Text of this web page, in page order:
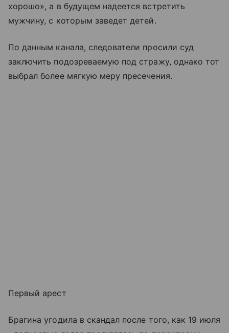
хорошо», а в будущем надеется встретить
мужчину, с которым заведет детей.
По данным канала, следователи просили суд
заключить подозреваемую под стражу, однако тот
выбрал более мягкую меру пресечения.
Первый арест
Брагина угодила в скандал после того, как 19 июля